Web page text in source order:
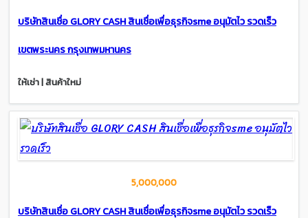
บริษัทสินเชื่อ GLORY CASH สินเชื่อเพื่อธุรกิจsme อนุมัตไว รวดเร็ว
เขตพระนคร กรุงเทพมหานคร
ให้เช่า | สินค้าใหม่
5,000,000
บริษัทสินเชื่อ GLORY CASH สินเชื่อเพื่อธุรกิจsme อนุมัตไว รวดเร็ว